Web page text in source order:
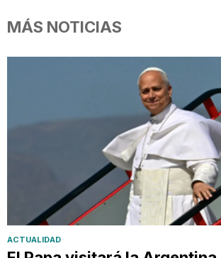
MÁS NOTICIAS
ACTUALIDAD